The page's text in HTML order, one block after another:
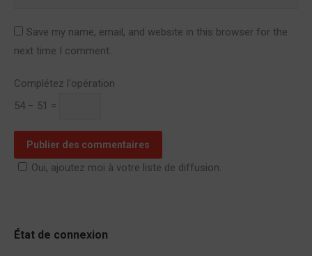
Save my name, email, and website in this browser for the
next time I comment.
Complétez l'opération
54 − 51 =
Publier des commentaires
Oui, ajoutez moi à votre liste de diffusion.
État de connexion